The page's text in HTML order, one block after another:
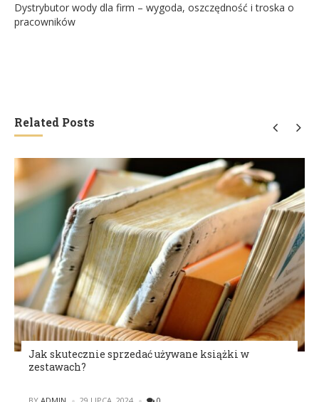
Dystrybutor wody dla firm – wygoda, oszczędność i troska o
pracowników
Related Posts
Jak skutecznie sprzedać używane książki w
zestawach?